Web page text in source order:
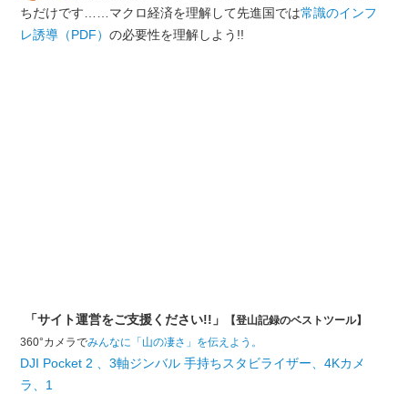
ちだけです……マクロ経済を理解して先進国では常識のインフ
レ誘導（PDF） の必要性を理解しよう!!
「サイト運営をご支援ください!!」
【登山記録のベストツール】
360°カメラでみんなに「山の凄さ」を伝えよう。
DJI Pocket 2 、3軸ジンバル 手持ちスタビライザー、4Kカメ
ラ、1